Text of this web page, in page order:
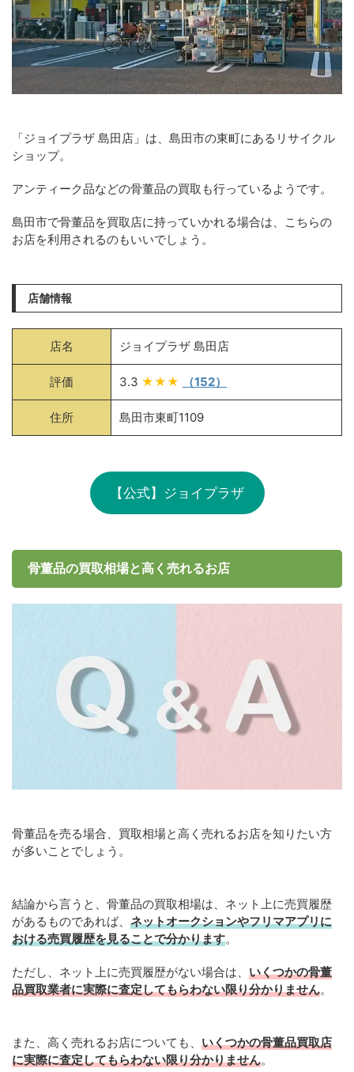
「ジョイプラザ 島田店」は、島田市の東町にあるリサイクル
ショップ。
アンティーク品などの骨董品の買取も行っているようです。
島田市で骨董品を買取店に持っていかれる場合は、こちらの
お店を利用されるのもいいでしょう。
店舗情報
店名 ジョイプラザ 島田店
評価 3.3 ★★★ （152）
住所 島田市東町1109
【公式】ジョイプラザ
骨董品の買取相場と高く売れるお店
骨董品を売る場合、買取相場と高く売れるお店を知りたい方
が多いことでしょう。
結論から言うと、骨董品の買取相場は、ネット上に売買履歴
があるものであれば、 ネットオークションやフリマアプリに
おける売買履歴を見ることで分かります。
ただし、ネット上に売買履歴がない場合は、 いくつかの骨董
品買取業者に実際に査定してもらわない限り分かりません。
また、高く売れるお店についても、 いくつかの骨董品買取店
に実際に査定してもらわない限り分かりません。